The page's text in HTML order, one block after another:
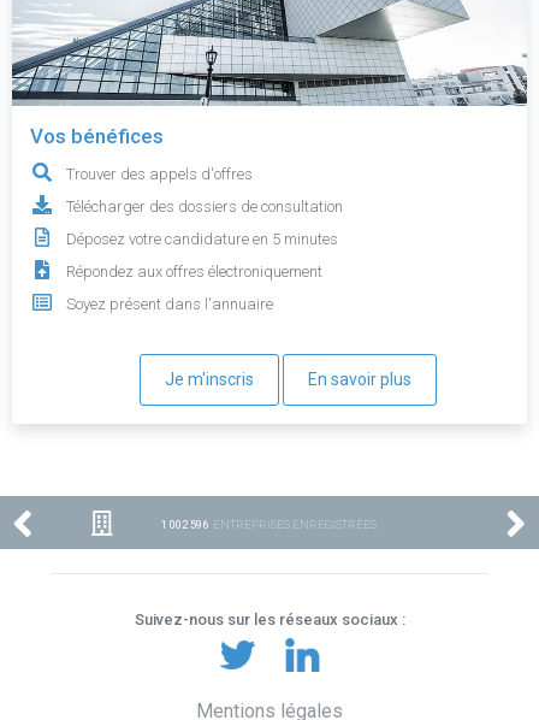
Vos bénéfices
Trouver des appels d'offres
Télécharger des dossiers de consultation
Déposez votre candidature en 5 minutes
Répondez aux offres électroniquement
Soyez présent dans l'annuaire
Je m'inscris En savoir plus
1 002 596 ENTREPRISES ENREGISTRÉES
Suivez-nous sur les réseaux sociaux :
Mentions légales